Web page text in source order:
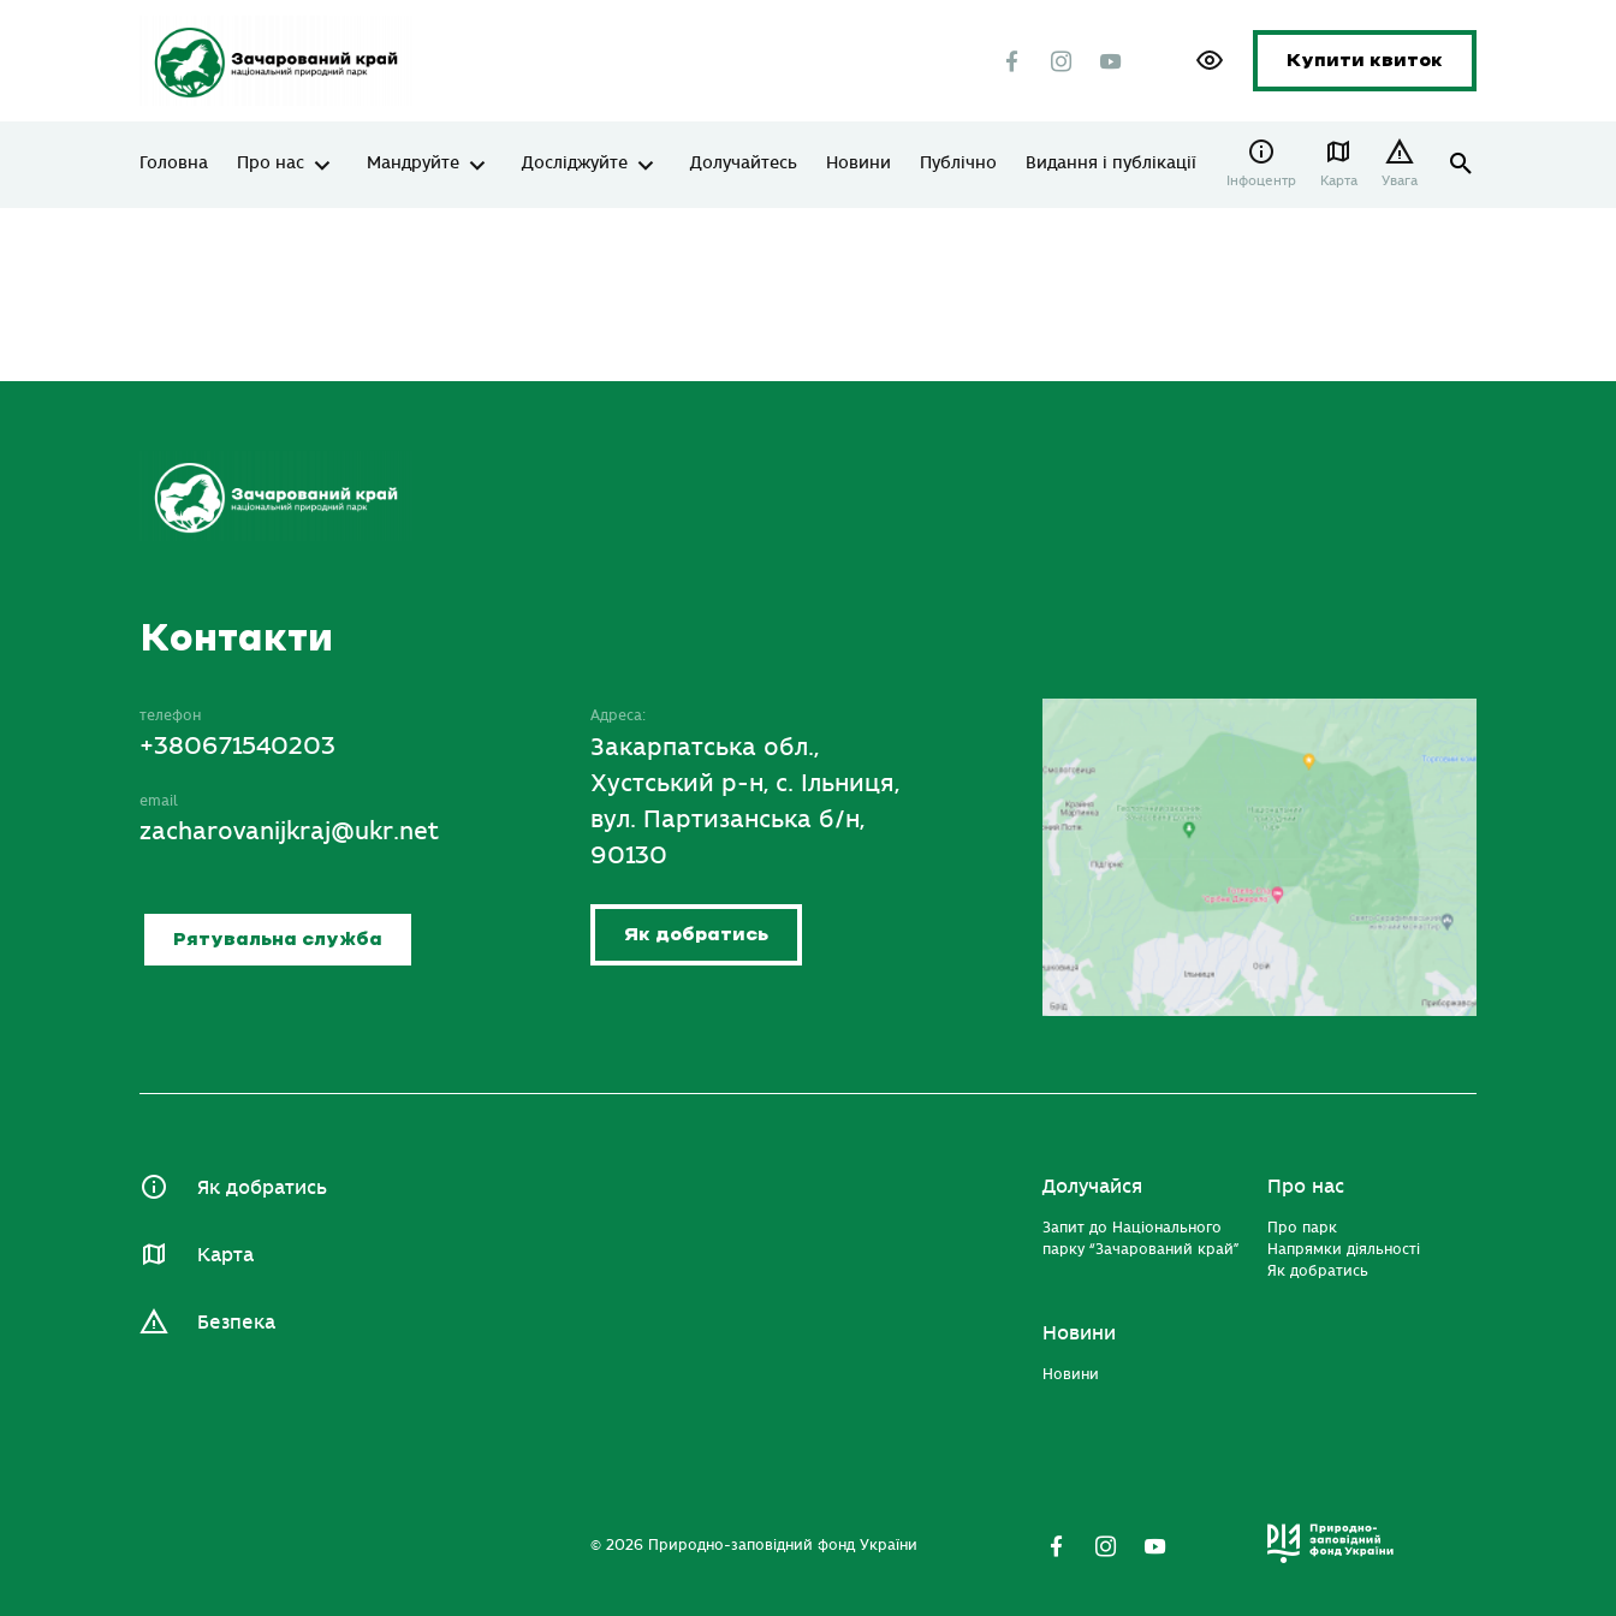
Купити квиток
Головна Про нас Мандруйте Досліджуйте Долучайтесь Новини Публічно Видання і публікації
Інфоцентр Карта Увага
Контакти
телефон
+380671540203
email
zacharovanijkraj@ukr.net
Рятувальна служба
Адреса:
Закарпатська обл.,
Хустський р-н, с. Ільниця,
вул. Партизанська б/н,
90130
Як добратись
Як добратись
Карта
Безпека
Долучайся
Запит до Національного
парку “Зачарований край”
Новини
Новини
Про нас
Про парк
Напрямки діяльності
Як добратись
© 2026 Природно-заповідний фонд України